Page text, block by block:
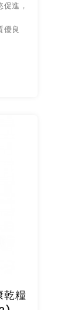
進，
優良
糧